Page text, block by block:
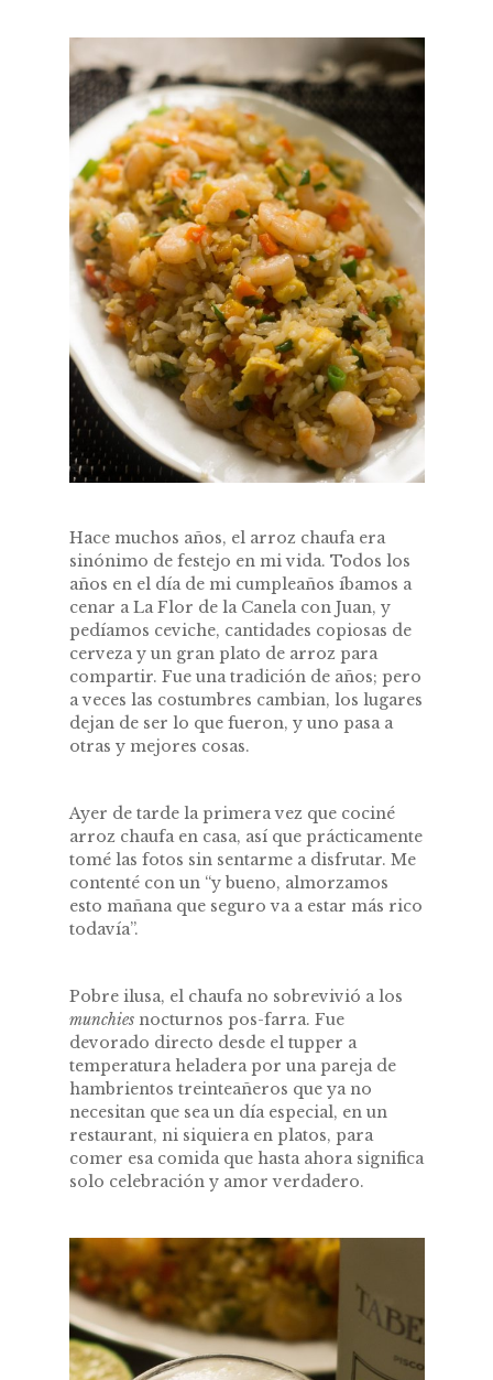
Hace muchos años, el arroz chaufa era
sinónimo de festejo en mi vida. Todos los
años en el día de mi cumpleaños íbamos a
cenar a La Flor de la Canela con Juan, y
pedíamos ceviche, cantidades copiosas de
cerveza y un gran plato de arroz para
compartir. Fue una tradición de años; pero
a veces las costumbres cambian, los lugares
dejan de ser lo que fueron, y uno pasa a
otras y mejores cosas.
Ayer de tarde la primera vez que cociné
arroz chaufa en casa, así que prácticamente
tomé las fotos sin sentarme a disfrutar. Me
contenté con un “y bueno, almorzamos
esto mañana que seguro va a estar más rico
todavía”.
Pobre ilusa, el chaufa no sobrevivió a los
munchiesnocturnos pos-farra. Fue
devorado directo desde el tupper a
temperatura heladera por una pareja de
hambrientos treinteañeros que ya no
necesitan que sea un día especial, en un
restaurant, ni siquiera en platos, para
comer esa comida que hasta ahora significa
solo celebración y amor verdadero.